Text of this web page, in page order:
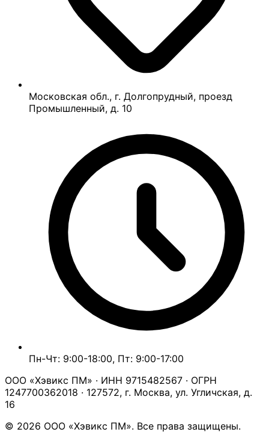
Московская обл., г. Долгопрудный, проезд
Промышленный, д. 10
Пн-Чт: 9:00-18:00, Пт: 9:00-17:00
ООО «Хэвикс ПМ» · ИНН 9715482567 · ОГРН
1247700362018 · 127572, г. Москва, ул. Угличская, д.
16
© 2026 ООО «Хэвикс ПМ». Все права защищены.